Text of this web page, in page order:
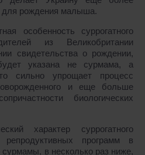
для рождения малыша.
особенность суррогатного
из Великобритании
свидетельства о рождении,
указана не сурмама, а
сильно упрощает процесс
и еще больше
биологических
характер суррогатного
репродуктивных программ в
сурмамы, в несколько раз ниже,